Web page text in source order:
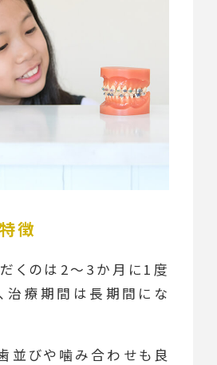
徴
くのは2～3か月に1度
治療期間は長期間にな
並びや噛み合わせも良